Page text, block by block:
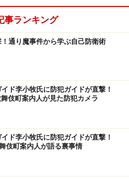
の人の手がかかっているか、原
ゆる人件費など、とてつもない
費までが1個の商品の背景にあ
となも子どもも理解する必要が
によって、万引きをすることは
であり、やってはいけないこと
でしょう。なぜいけないことな
か、どう子どもに伝えていくか
しつけや教育は一方的にではな
しながら考えていく機会になる
事ランキング
通り魔事件から学ぶ自己防衛術
ド李小牧氏に防犯ガイドが直撃！
伎町案内人が見た防犯カメラ
ド李小牧氏に防犯ガイドが直撃！
伎町案内人が語る裏事情